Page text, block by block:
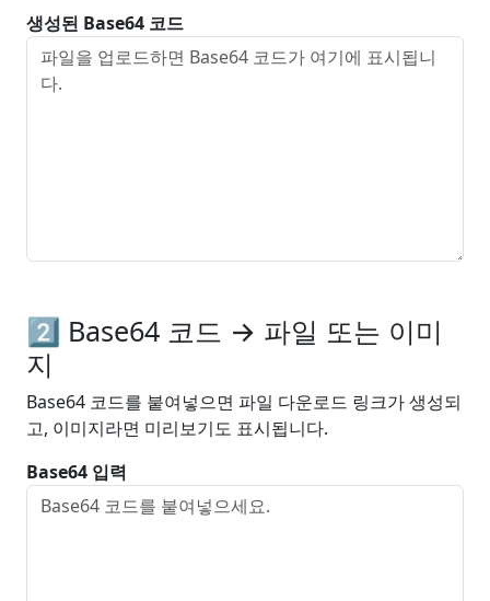
생성된 Base64 코드
2️⃣ Base64 코드 → 파일 또는 이미
지
Base64 코드를 붙여넣으면 파일 다운로드 링크가 생성되
고, 이미지라면 미리보기도 표시됩니다.
Base64 입력